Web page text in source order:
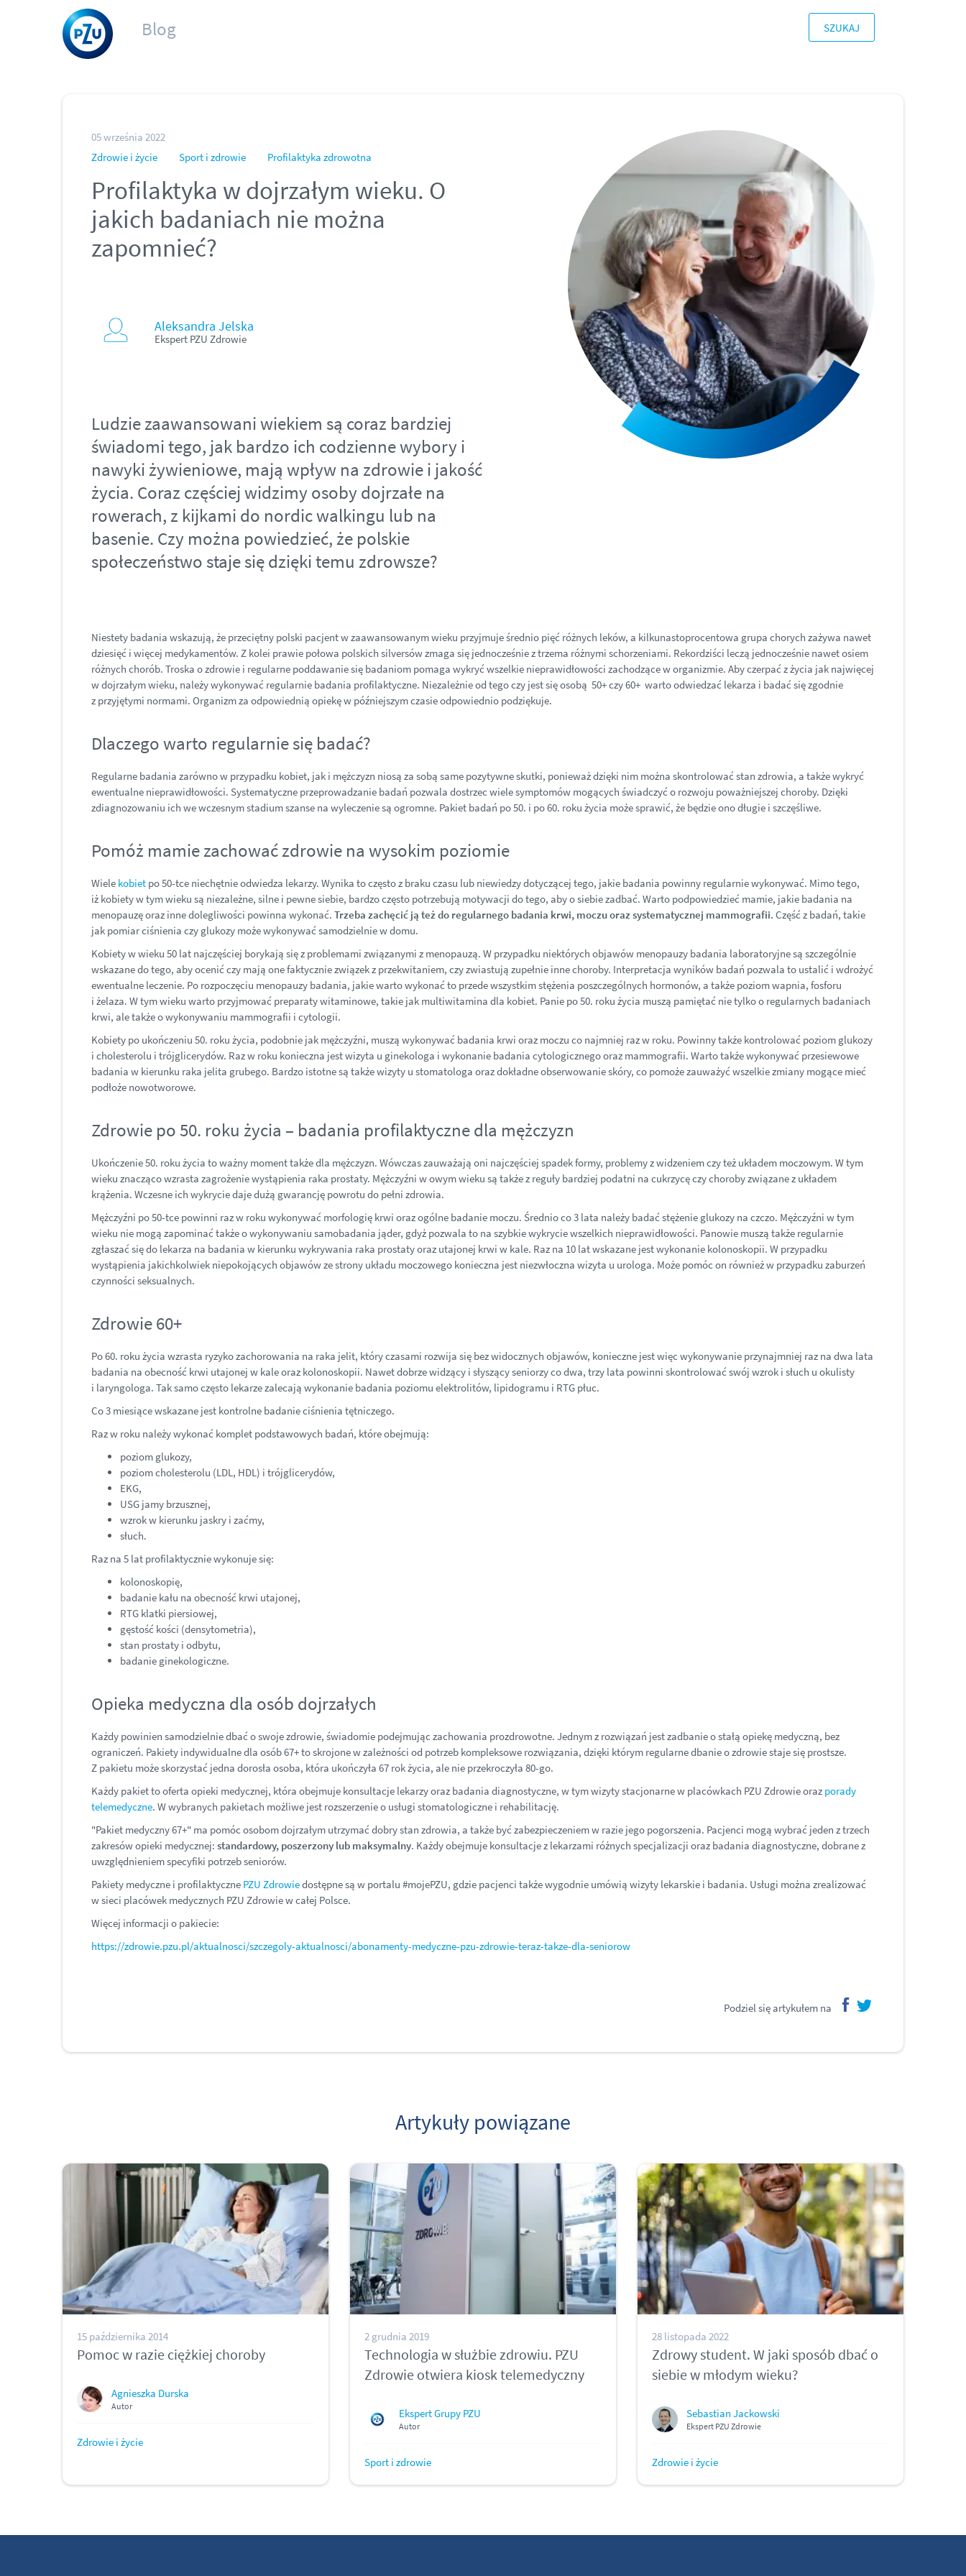
Blog SZUKAJ
05 września 2022
Zdrowie i życie
Sport i zdrowie Profilaktyka zdrowotna
Profilaktyka w dojrzałym wieku. O
jakich badaniach nie można
zapomnieć?
Aleksandra Jelska
Ekspert PZU Zdrowie
Ludzie zaawansowani wiekiem są coraz bardziej
świadomi tego, jak bardzo ich codzienne wybory i
nawyki żywieniowe, mają wpływ na zdrowie i jakość
życia. Coraz częściej widzimy osoby dojrzałe na
rowerach, z kijkami do nordic walkingu lub na
basenie. Czy można powiedzieć, że polskie
społeczeństwo staje się dzięki temu zdrowsze?
Niestety badania wskazują, że przeciętny polski pacjent w zaawansowanym wieku przyjmuje średnio pięć różnych leków, a kilkunastoprocentowa grupa chorych zażywa nawet
dziesięć i więcej medykamentów. Z kolei prawie połowa polskich silversów zmaga się jednocześnie z trzema różnymi schorzeniami. Rekordziści leczą jednocześnie nawet osiem
różnych chorób. Troska o zdrowie i regularne poddawanie się badaniom pomaga wykryć wszelkie nieprawidłowości zachodzące w organizmie. Aby czerpać z życia jak najwięcej
w dojrzałym wieku, należy wykonywać regularnie badania profilaktyczne. Niezależnie od tego czy jest się osobą 50+ czy 60+ warto odwiedzać lekarza i badać się zgodnie
z przyjętymi normami. Organizm za odpowiednią opiekę w późniejszym czasie odpowiednio podziękuje.
Dlaczego warto regularnie się badać?
Regularne badania zarówno w przypadku kobiet, jak i mężczyzn niosą za sobą same pozytywne skutki, ponieważ dzięki nim można skontrolować stan zdrowia, a także wykryć
ewentualne nieprawidłowości. Systematyczne przeprowadzanie badań pozwala dostrzec wiele symptomów mogących świadczyć o rozwoju poważniejszej choroby. Dzięki
zdiagnozowaniu ich we wczesnym stadium szanse na wyleczenie są ogromne. Pakiet badań po 50. i po 60. roku życia może sprawić, że będzie ono długie i szczęśliwe.
Pomóż mamie zachować zdrowie na wysokim poziomie
Wiele kobiet po 50-tce niechętnie odwiedza lekarzy. Wynika to często z braku czasu lub niewiedzy dotyczącej tego, jakie badania powinny regularnie wykonywać. Mimo tego,
iż kobiety w tym wieku są niezależne, silne i pewne siebie, bardzo często potrzebują motywacji do tego, aby o siebie zadbać. Warto podpowiedzieć mamie, jakie badania na
menopauzę oraz inne dolegliwości powinna wykonać. Trzeba zachęcić ją też do regularnego badania krwi, moczu oraz systematycznej mammografii. Część z badań, takie
jak pomiar ciśnienia czy glukozy może wykonywać samodzielnie w domu.
Kobiety w wieku 50 lat najczęściej borykają się z problemami związanymi z menopauzą. W przypadku niektórych objawów menopauzy badania laboratoryjne są szczególnie
wskazane do tego, aby ocenić czy mają one faktycznie związek z przekwitaniem, czy zwiastują zupełnie inne choroby. Interpretacja wyników badań pozwala to ustalić i wdrożyć
ewentualne leczenie. Po rozpoczęciu menopauzy badania, jakie warto wykonać to przede wszystkim stężenia poszczególnych hormonów, a także poziom wapnia, fosforu
i żelaza. W tym wieku warto przyjmować preparaty witaminowe, takie jak multiwitamina dla kobiet. Panie po 50. roku życia muszą pamiętać nie tylko o regularnych badaniach
krwi, ale także o wykonywaniu mammografii i cytologii.
Kobiety po ukończeniu 50. roku życia, podobnie jak mężczyźni, muszą wykonywać badania krwi oraz moczu co najmniej raz w roku. Powinny także kontrolować poziom glukozy
i cholesterolu i trójglicerydów. Raz w roku konieczna jest wizyta u ginekologa i wykonanie badania cytologicznego oraz mammografii. Warto także wykonywać przesiewowe
badania w kierunku raka jelita grubego. Bardzo istotne są także wizyty u stomatologa oraz dokładne obserwowanie skóry, co pomoże zauważyć wszelkie zmiany mogące mieć
podłoże nowotworowe.
Zdrowie po 50. roku życia – badania profilaktyczne dla mężczyzn
Ukończenie 50. roku życia to ważny moment także dla mężczyzn. Wówczas zauważają oni najczęściej spadek formy, problemy z widzeniem czy też układem moczowym. W tym
wieku znacząco wzrasta zagrożenie wystąpienia raka prostaty. Mężczyźni w owym wieku są także z reguły bardziej podatni na cukrzycę czy choroby związane z układem
krążenia. Wczesne ich wykrycie daje dużą gwarancję powrotu do pełni zdrowia.
Mężczyźni po 50-tce powinni raz w roku wykonywać morfologię krwi oraz ogólne badanie moczu. Średnio co 3 lata należy badać stężenie glukozy na czczo. Mężczyźni w tym
wieku nie mogą zapominać także o wykonywaniu samobadania jąder, gdyż pozwala to na szybkie wykrycie wszelkich nieprawidłowości. Panowie muszą także regularnie
zgłaszać się do lekarza na badania w kierunku wykrywania raka prostaty oraz utajonej krwi w kale. Raz na 10 lat wskazane jest wykonanie kolonoskopii. W przypadku
wystąpienia jakichkolwiek niepokojących objawów ze strony układu moczowego konieczna jest niezwłoczna wizyta u urologa. Może pomóc on również w przypadku zaburzeń
czynności seksualnych.
Zdrowie 60+
Po 60. roku życia wzrasta ryzyko zachorowania na raka jelit, który czasami rozwija się bez widocznych objawów, konieczne jest więc wykonywanie przynajmniej raz na dwa lata
badania na obecność krwi utajonej w kale oraz kolonoskopii. Nawet dobrze widzący i słyszący seniorzy co dwa, trzy lata powinni skontrolować swój wzrok i słuch u okulisty
i laryngologa. Tak samo często lekarze zalecają wykonanie badania poziomu elektrolitów, lipidogramu i RTG płuc.
Co 3 miesiące wskazane jest kontrolne badanie ciśnienia tętniczego.
Raz w roku należy wykonać komplet podstawowych badań, które obejmują:
poziom glukozy,
poziom cholesterolu (LDL, HDL) i trójglicerydów,
EKG,
USG jamy brzusznej,
wzrok w kierunku jaskry i zaćmy,
słuch.
Raz na 5 lat profilaktycznie wykonuje się:
kolonoskopię,
badanie kału na obecność krwi utajonej,
RTG klatki piersiowej,
gęstość kości (densytometria),
stan prostaty i odbytu,
badanie ginekologiczne.
Opieka medyczna dla osób dojrzałych
Każdy powinien samodzielnie dbać o swoje zdrowie, świadomie podejmując zachowania prozdrowotne. Jednym z rozwiązań jest zadbanie o stałą opiekę medyczną, bez
ograniczeń. Pakiety indywidualne dla osób 67+ to skrojone w zależności od potrzeb kompleksowe rozwiązania, dzięki którym regularne dbanie o zdrowie staje się prostsze.
Z pakietu może skorzystać jedna dorosła osoba, która ukończyła 67 rok życia, ale nie przekroczyła 80-go.
Każdy pakiet to oferta opieki medycznej, która obejmuje konsultacje lekarzy oraz badania diagnostyczne, w tym wizyty stacjonarne w placówkach PZU Zdrowie oraz porady
telemedyczne. W wybranych pakietach możliwe jest rozszerzenie o usługi stomatologiczne i rehabilitację.
"Pakiet medyczny 67+" ma pomóc osobom dojrzałym utrzymać dobry stan zdrowia, a także być zabezpieczeniem w razie jego pogorszenia. Pacjenci mogą wybrać jeden z trzech
zakresów opieki medycznej: standardowy, poszerzony lub maksymalny. Każdy obejmuje konsultacje z lekarzami różnych specjalizacji oraz badania diagnostyczne, dobrane z
uwzględnieniem specyfiki potrzeb seniorów.
Pakiety medyczne i profilaktyczne PZU Zdrowiedostępne są w portalu #mojePZU, gdzie pacjenci także wygodnie umówią wizyty lekarskie i badania. Usługi można zrealizować
w sieci placówek medycznych PZU Zdrowie w całej Polsce.
Więcej informacji o pakiecie:
https://zdrowie.pzu.pl/aktualnosci/szczegoly-aktualnosci/abonamenty-medyczne-pzu-zdrowie-teraz-takze-dla-seniorow
Podziel się artykułem na
Artykuły powiązane
15 października 2014
Pomoc w razie ciężkiej choroby
Agnieszka Durska
Autor
Zdrowie i życie
2 grudnia 2019
Technologia w służbie zdrowiu. PZU
Zdrowie otwiera kiosk telemedyczny
Ekspert Grupy PZU
Autor
Sport i zdrowie
28 listopada 2022
Zdrowy student. W jaki sposób dbać o
siebie w młodym wieku?
Sebastian Jackowski
Ekspert PZU Zdrowie
Zdrowie i życie